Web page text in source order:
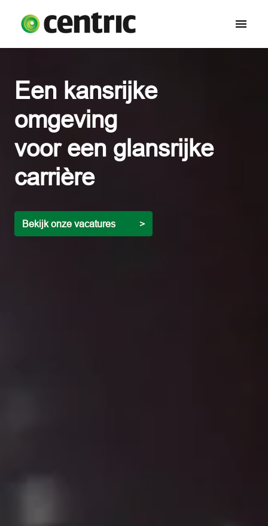
contentHomepagina
Een kansrijke
omgeving
voor een glansrijke
carrière
Bekijk onze vacatures          >